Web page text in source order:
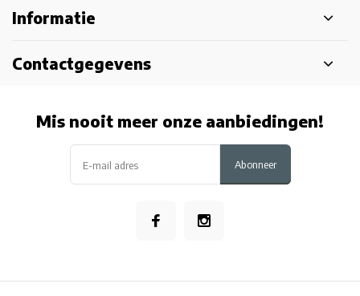
Informatie
Contactgegevens
Mis nooit meer onze aanbiedingen!
Abonneer